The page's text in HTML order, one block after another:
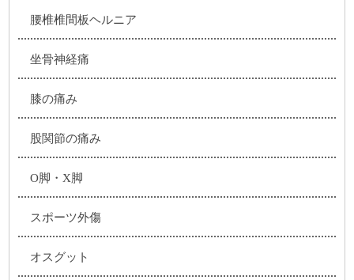
腰椎椎間板ヘルニア
坐骨神経痛
膝の痛み
股関節の痛み
O脚・X脚
スポーツ外傷
オスグット